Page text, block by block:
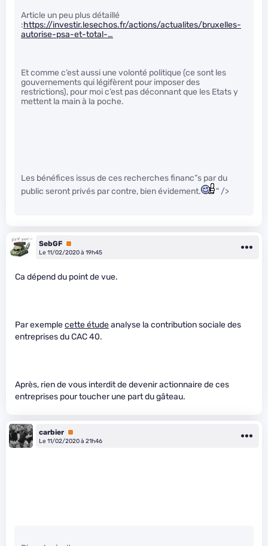
Article un peu plus détaillé
:https://investir.lesechos.fr/actions/actualites/bruxelles-
autorise-psa-et-total-…
Et comme c’est aussi une volonté politique (ce sont les
gouvernements qui légifèrent pour imposer des
restrictions), pour moi c’est pas déconnant que les Etats y
mettent la main à la poche.
Les bénéfices issus de ces recherches financ”s par du
public seront privés par contre, bien évidement.
" />
SebGF Premium
Le 11/02/2020 à 19h45
Ca dépend du point de vue.
Par exemplecette étudeanalyse la contribution sociale des
entreprises du CAC 40.
Après, rien de vous interdit de devenir actionnaire de ces
entreprises pour toucher une part du gâteau.
carbier Premium
Le 11/02/2020 à 21h46